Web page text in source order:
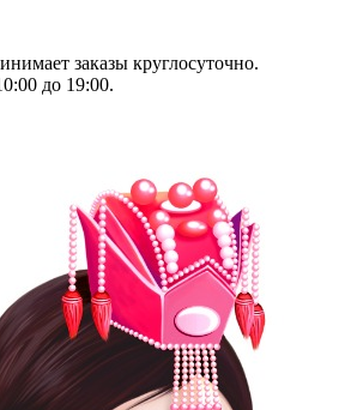
заказы круглосуточно.
до 19:00.